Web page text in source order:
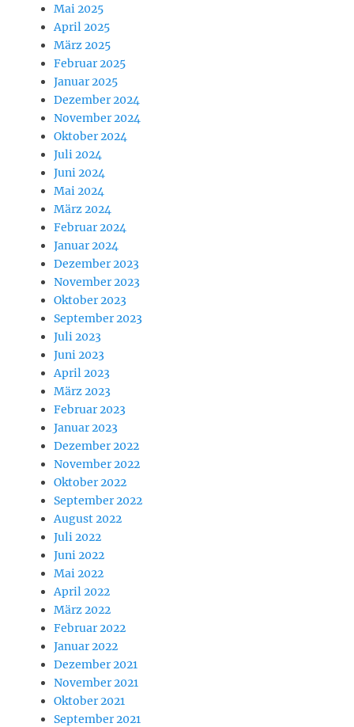
Mai 2025
April 2025
März 2025
Februar 2025
Januar 2025
Dezember 2024
November 2024
Oktober 2024
Juli 2024
Juni 2024
Mai 2024
März 2024
Februar 2024
Januar 2024
Dezember 2023
November 2023
Oktober 2023
September 2023
Juli 2023
Juni 2023
April 2023
März 2023
Februar 2023
Januar 2023
Dezember 2022
November 2022
Oktober 2022
September 2022
August 2022
Juli 2022
Juni 2022
Mai 2022
April 2022
März 2022
Februar 2022
Januar 2022
Dezember 2021
November 2021
Oktober 2021
September 2021